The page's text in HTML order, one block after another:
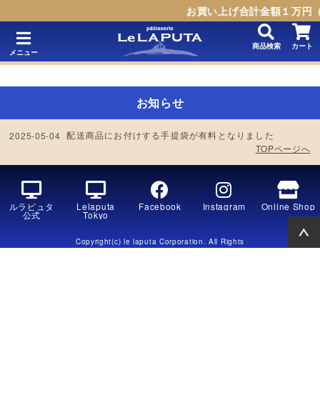
お買い上げ合計金額１万円
メニュー
商品検索 カート
お知らせ
2025-05-04 配送商品にお付けする手提袋が有料となりました
TOPページへ
ルラピュタ
公式
Lelaputa
Tokyo
Facebook Instagram Online Shop
Copyright(c) le laputa Corporation. All Rights